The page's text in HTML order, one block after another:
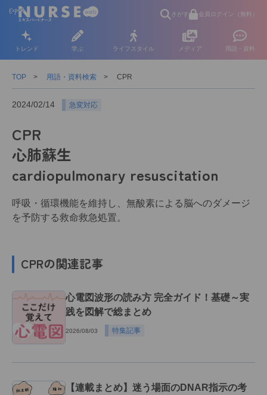
さがす 会員ログイン（無料）
トレンド 学ぶ ライフスタイル メディア 用語・資料
TOP 用語・資料検索 CPR
2024/02/14 急変対応
CPR
心肺蘇生
cardiopulmonary resuscitation
呼吸・循環機能を維持し、無酸素による脳へのダメージ
を予防する救命救急処置。
CPRの関連記事
心電図波形の読み方 完全ガイド！基礎～実
践を図解で総まとめ
2026/08/03 特集記事
【連載まとめ】迷う場面のDNAR指示の考